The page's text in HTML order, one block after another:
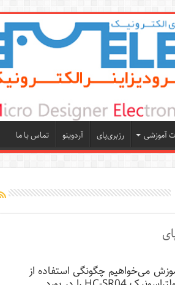
آموزشی رزبری‌پای آردوینو تماس با ما
می‌خواهیم چگونگی استفاده از